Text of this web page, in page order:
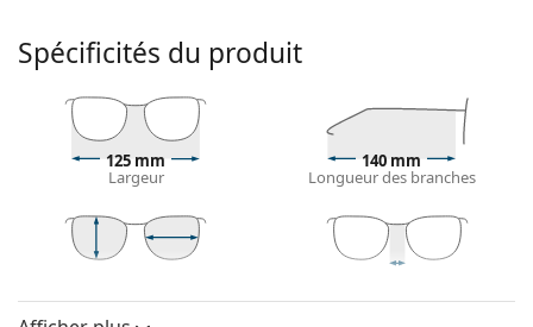
soleil grâce à la fonction d'essayage virtuel de
Lentiamo.
Monture de lunettes de soleil
La couleur noire de la monture s'accorde
parfaitement avec tous les types de teint et des
Lunettes de soleil à montures carréessont un choix
idéal pour les personnes ayant une forme de visage
La monture des lunettes de soleil est fabriquée en
Spécificités du produit
125 mm
Largeur
140 mm
Longueur des branches
Hauteur des
verres
Largeur des Largeur du pont